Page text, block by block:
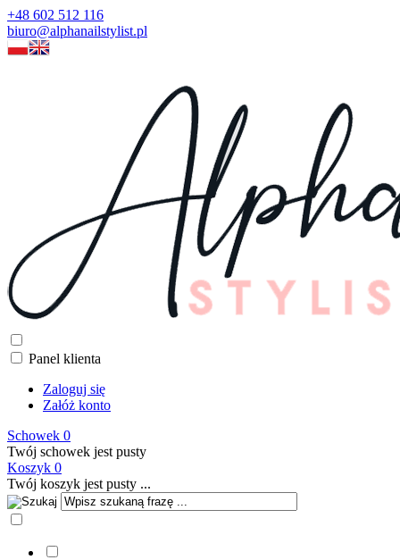
+48 602 512 116
biuro@alphanailstylist.pl
Panel klienta
Zaloguj się
Załóż konto
Schowek 0
Twój schowek jest pusty
Koszyk 0
Twój koszyk jest pusty ...